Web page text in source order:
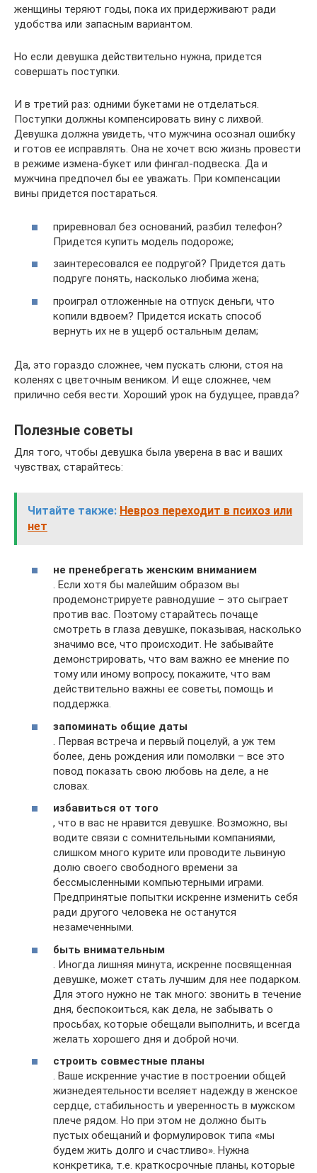
женщины теряют годы, пока их придерживают ради
удобства или запасным вариантом.
Но если девушка действительно нужна, придется
совершать поступки.
И в третий раз: одними букетами не отделаться.
Поступки должны компенсировать вину с лихвой.
Девушка должна увидеть, что мужчина осознал ошибку
и готов ее исправлять. Она не хочет всю жизнь провести
в режиме измена-букет или фингал-подвеска. Да и
мужчина предпочел бы ее уважать. При компенсации
вины придется постараться.
приревновал без оснований, разбил телефон?
Придется купить модель подороже;
заинтересовался ее подругой? Придется дать
подруге понять, насколько любима жена;
проиграл отложенные на отпуск деньги, что
копили вдвоем? Придется искать способ
вернуть их не в ущерб остальным делам;
Да, это гораздо сложнее, чем пускать слюни, стоя на
коленях с цветочным веником. И еще сложнее, чем
прилично себя вести. Хороший урок на будущее, правда?
Полезные советы
Для того, чтобы девушка была уверена в вас и ваших
чувствах, старайтесь:
Читайте также: Невроз переходит в психоз или
нет
не пренебрегать женским вниманием
. Если хотя бы малейшим образом вы
продемонстрируете равнодушие – это сыграет
против вас. Поэтому старайтесь почаще
смотреть в глаза девушке, показывая, насколько
значимо все, что происходит. Не забывайте
демонстрировать, что вам важно ее мнение по
тому или иному вопросу, покажите, что вам
действительно важны ее советы, помощь и
поддержка.
запоминать общие даты
. Первая встреча и первый поцелуй, а уж тем
более, день рождения или помолвки – все это
повод показать свою любовь на деле, а не
словах.
избавиться от того
, что в вас не нравится девушке. Возможно, вы
водите связи с сомнительными компаниями,
слишком много курите или проводите львиную
долю своего свободного времени за
бессмысленными компьютерными играми.
Предпринятые попытки искренне изменить себя
ради другого человека не останутся
незамеченными.
быть внимательным
. Иногда лишняя минута, искренне посвященная
девушке, может стать лучшим для нее подарком.
Для этого нужно не так много: звонить в течение
дня, беспокоиться, как дела, не забывать о
просьбах, которые обещали выполнить, и всегда
желать хорошего дня и доброй ночи.
строить совместные планы
. Ваше искренние участие в построении общей
жизнедеятельности вселяет надежду в женское
сердце, стабильность и уверенность в мужском
плече рядом. Но при этом не должно быть
пустых обещаний и формулировок типа «мы
будем жить долго и счастливо». Нужна
конкретика, т.е. краткосрочные планы, которые